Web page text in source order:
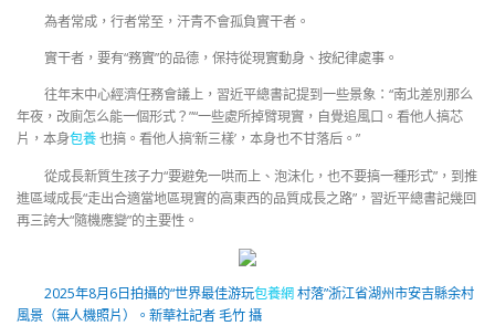
為者常成，行者常至，汗青不會孤負實干者。
實干者，要有“務實”的品德，保持從現實動身、按紀律處事。
往年末中心經濟任務會議上，習近平總書記提到一些景象：“南北差別那么
年夜，改廁怎么能一個形式？”“一些處所掉臂現實，自覺追風口。看他人搞芯
片，本身包養也搞。看他人搞‘新三樣’，本身也不甘落后。”
從成長新質生孩子力“要避免一哄而上、泡沫化，也不要搞一種形式”，到推
進區域成長“走出合適當地區現實的高東西的品質成長之路”，習近平總書記幾回
再三誇大“隨機應變”的主要性。
2025年8月6日拍攝的“世界最佳游玩包養網村落”浙江省湖州市安吉縣余村
風景（無人機照片）。新華社記者 毛竹 攝